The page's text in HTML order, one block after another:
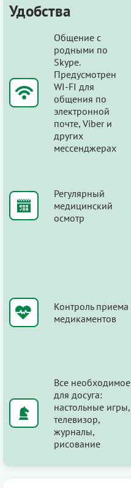
Удобства
Общение с
родными по
Skype.
Предусмотрен
WI-FI для
общения по
электронной
почте, Viber и
других
мессенджерах
Регулярный
медицинский
осмотр
Контроль приема
медикаментов
Все необходимое
для досуга:
настольные игры,
телевизор,
журналы,
рисование